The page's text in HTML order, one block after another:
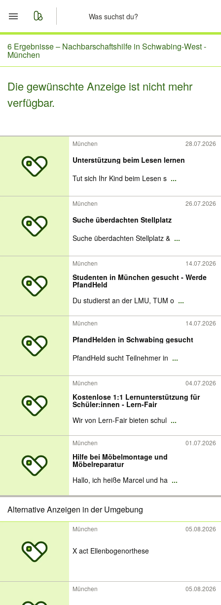
Start
Merkliste
Nachrichten
6 Ergebnisse – Nachbarschaftshilfe in Schwabing-West -
München
Die gewünschte Anzeige ist nicht mehr
verfügbar.
München 28.07.2026
Unterstützung beim Lesen lernen
Tut sich Ihr Kind beim Lesen s ...
München 26.07.2026
Suche überdachten Stellplatz
Suche überdachten Stellplatz & ...
München 14.07.2026
Studenten in München gesucht - Werde
PfandHeld
Du studierst an der LMU, TUM o ...
München 14.07.2026
PfandHelden in Schwabing gesucht
PfandHeld sucht Teilnehmer in ...
München 04.07.2026
Kostenlose 1:1 Lernunterstützung für
Schüler:innen - Lern-Fair
Wir von Lern-Fair bieten schul ...
München 01.07.2026
Hilfe bei Möbelmontage und
Möbelreparatur
Hallo, ich heiße Marcel und ha ...
Alternative Anzeigen in der Umgebung
München 05.08.2026
X act Ellenbogenorthese
München 05.08.2026